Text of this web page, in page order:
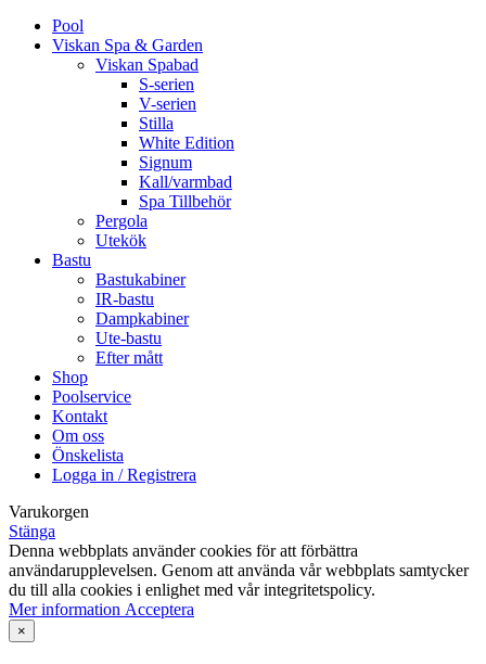
Pool
Viskan Spa & Garden
Viskan Spabad
S-serien
V-serien
Stilla
White Edition
Signum
Kall/varmbad
Spa Tillbehör
Pergola
Utekök
Bastu
Bastukabiner
IR-bastu
Dampkabiner
Ute-bastu
Efter mått
Shop
Poolservice
Kontakt
Om oss
Önskelista
Logga in / Registrera
Varukorgen
Stänga
Denna webbplats använder cookies för att förbättra
användarupplevelsen. Genom att använda vår webbplats samtycker
du till alla cookies i enlighet med vår integritetspolicy.
Mer information Mer
Acceptera
×